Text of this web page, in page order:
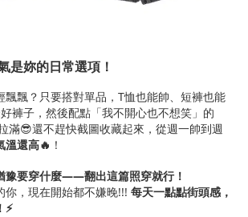
是妳的日常選項！
飄飄？只要搭對單品，T恤也能帥、短褲也能
褲子，然後配點「我不開心也不想笑」的
滿😎還不趕快截圖收藏起來，從週一帥到週
溫還高🔥 ！
豫要穿什麼——翻出這篇照穿就行！
你，現在開始都不嫌晚!!! 每天一點點街頭感，